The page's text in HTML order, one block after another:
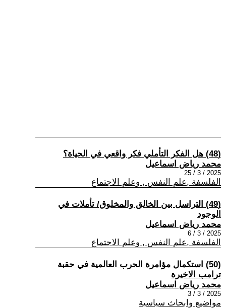
(48) هل الفكر التأملي فكر واقعي في الحياة؟
محمد رياض اسماعيل
2025 / 3 / 25
الفلسفة ,علم النفس , وعلم الاجتماع
(49) التراسل بين الخالق والمخلوق/ تأملات في
الوجود
محمد رياض اسماعيل
2025 / 3 / 6
الفلسفة ,علم النفس , وعلم الاجتماع
(50) استكمال مؤامرة الحرب العالمية في حقبة
ترامب الاخيرة
محمد رياض اسماعيل
2025 / 3 / 3
مواضيع وابحاث سياسية